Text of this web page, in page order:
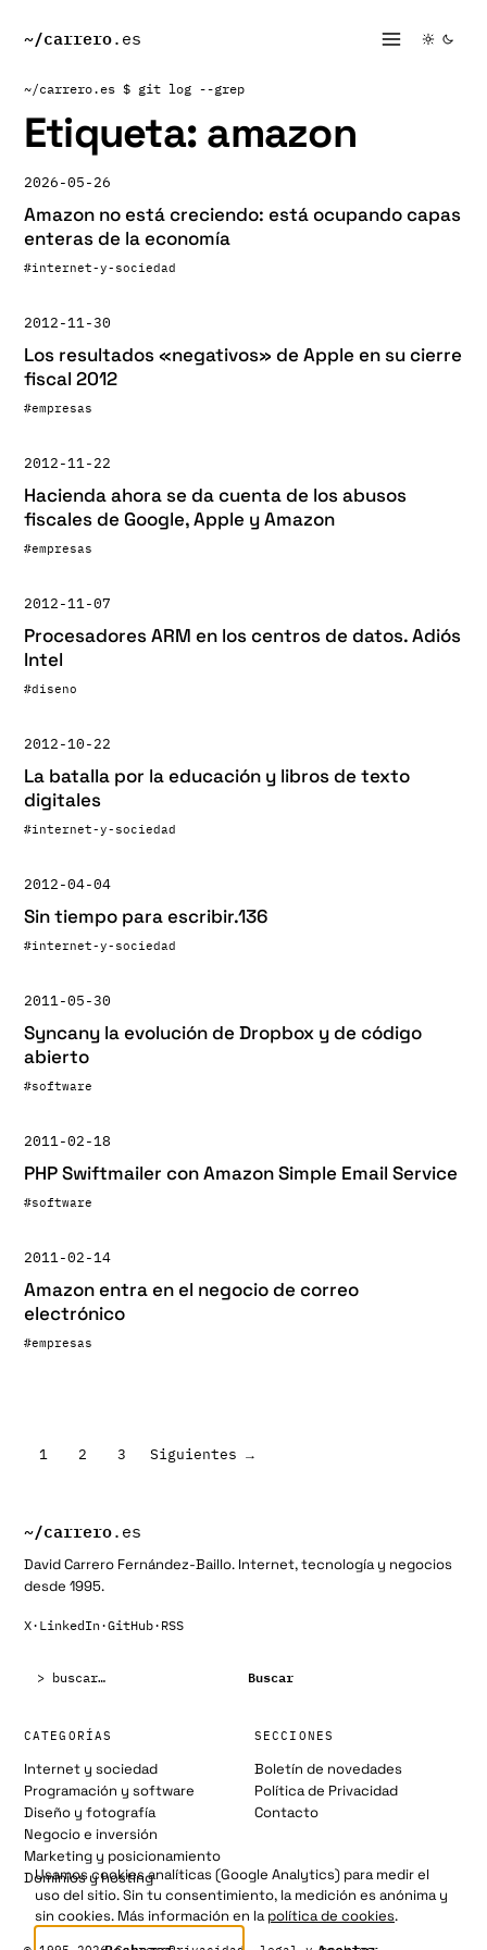
~/carrero.es
~/carrero.es $ git log --grep
Etiqueta: amazon
2026-05-26
Amazon no está creciendo: está ocupando capas
enteras de la economía
#internet-y-sociedad
2012-11-30
Los resultados «negativos» de Apple en su cierre
fiscal 2012
#empresas
2012-11-22
Hacienda ahora se da cuenta de los abusos
fiscales de Google, Apple y Amazon
#empresas
2012-11-07
Procesadores ARM en los centros de datos. Adiós
Intel
#diseno
2012-10-22
La batalla por la educación y libros de texto
digitales
#internet-y-sociedad
2012-04-04
Sin tiempo para escribir.136
#internet-y-sociedad
2011-05-30
Syncany la evolución de Dropbox y de código
abierto
#software
2011-02-18
PHP Swiftmailer con Amazon Simple Email Service
#software
2011-02-14
Amazon entra en el negocio de correo
electrónico
#empresas
Paginación
entradas
1 2 3 Siguientes →
~/carrero.es
David Carrero Fernández-Baillo. Internet, tecnología y negocios
desde 1995.
X· LinkedIn·GitHub· RSS
Buscar
CATEGORÍAS
Internet y sociedad
Programación y software
Diseño y fotografía
Negocio e inversión
Marketing y posicionamiento
Dominios y hosting
SECCIONES
Boletín de novedades
Política de Privacidad
Contacto
Usamos cookies analíticas (Google Analytics) para medir el
uso del sitio. Sin tu consentimiento, la medición es anónima y
sin cookies. Más información en lapolítica de cookies.